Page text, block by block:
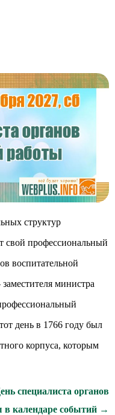
структур
профессиональный
воспитательной
министра
день в 1766 году был
корпуса, которым
специалиста органов
в календаре событий →